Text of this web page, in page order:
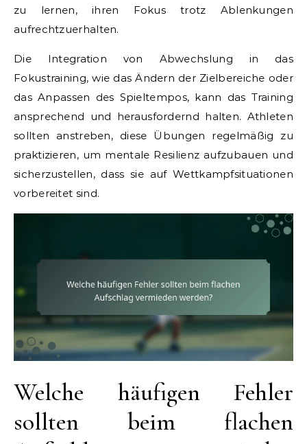
zu lernen, ihren Fokus trotz Ablenkungen
aufrechtzuerhalten.
Die Integration von Abwechslung in das
Fokustraining, wie das Ändern der Zielbereiche oder
das Anpassen des Spieltempos, kann das Training
ansprechend und herausfordernd halten. Athleten
sollten anstreben, diese Übungen regelmäßig zu
praktizieren, um mentale Resilienz aufzubauen und
sicherzustellen, dass sie auf Wettkampfsituationen
vorbereitet sind.
Welche häufigen Fehler
sollten beim flachen